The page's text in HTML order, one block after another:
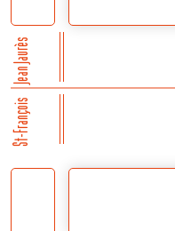
Jean Jaurès
St-François